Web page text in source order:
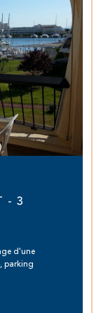
- 3
d'une
parking